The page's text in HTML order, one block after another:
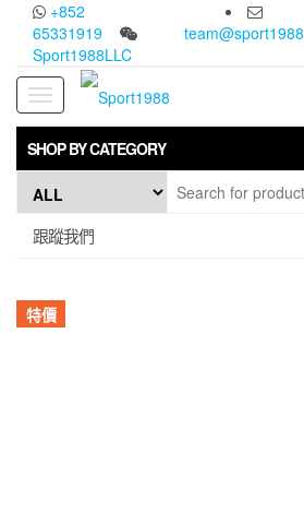
content
+852
65331919
Sport1988LLC
Toggle
navigation
SHOP BY CATEGORY
跟蹤我們
特價